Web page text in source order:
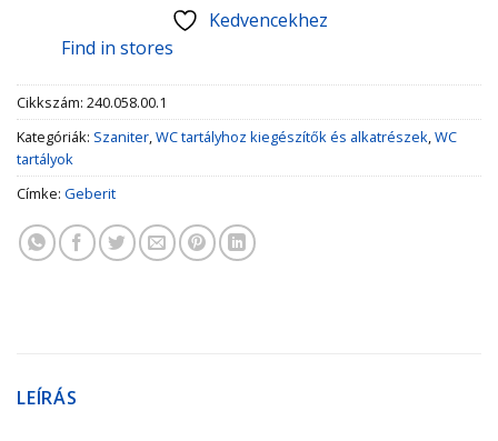
Kedvencekhez
Find in stores
Cikkszám: 240.058.00.1
Kategóriák: Szaniter,WC tartályhoz kiegészítők és alkatrészek,WC
tartályok
Címke: Geberit
LEÍRÁS